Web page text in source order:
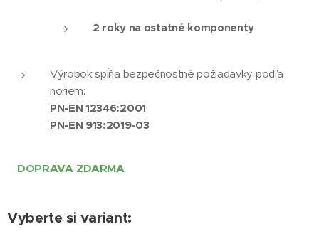
2 roky na ostatné komponenty
Výrobok spĺňa bezpečnostné požiadavky podľa
noriem:
PN-EN 12346:2001
PN-EN 913:2019-03
DOPRAVA ZDARMA
Vyberte si variant: